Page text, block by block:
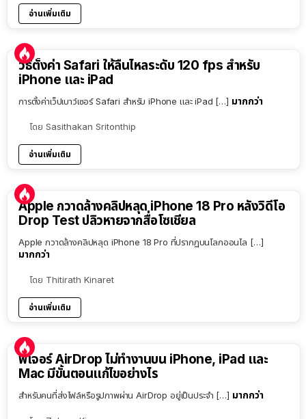
อ่านเพิ่มเติม
วิธีตั้งค่า Safari ให้ลื่นไหลระดับ 120 fps สำหรับ
iPhone และ iPad
การตั้งค่าเว็ปเบาว์เซอร์ Safari สำหรับ iPhone และ iPad […] มากกว่า
โดย Sasithakan Sritonthip
อ่านเพิ่มเติม
Apple กวาดล้างคลิปหลุด iPhone 18 Pro หลังวิดีโอ
Drop Test ปลิวหายจากสื่อโซเชียล
Apple กวาดล้างคลิปหลุด iPhone 18 Pro ที่ปรากฏบนโลกออนไล […]
มากกว่า
โดย Thitirath Kinaret
อ่านเพิ่มเติม
ฟีเจอร์ AirDrop ไม่ทำงานบน iPhone, iPad และ
Mac มีขั้นตอนแก้ไขอย่างไร
สำหรับคนที่ส่งไฟล์หรือรูปภาพผ่าน AirDrop อยู่เป็นประจำ […] มากกว่า